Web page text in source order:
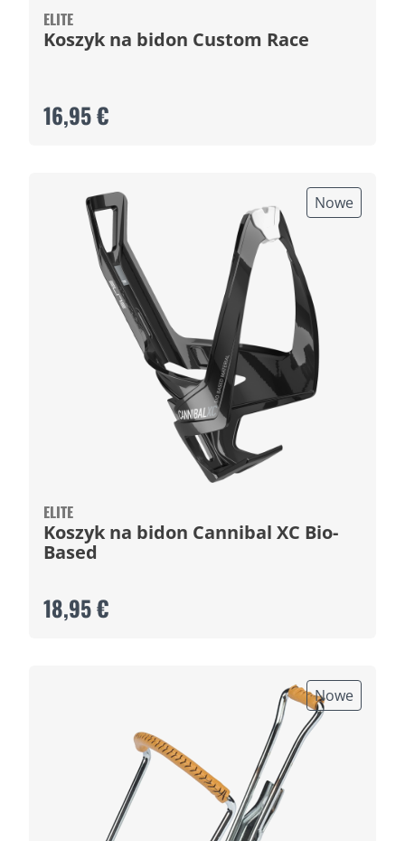
ELITE
Koszyk na bidon Custom Race
16,95 €
Nowe
ELITE
Koszyk na bidon Cannibal XC Bio-
Based
18,95 €
Nowe